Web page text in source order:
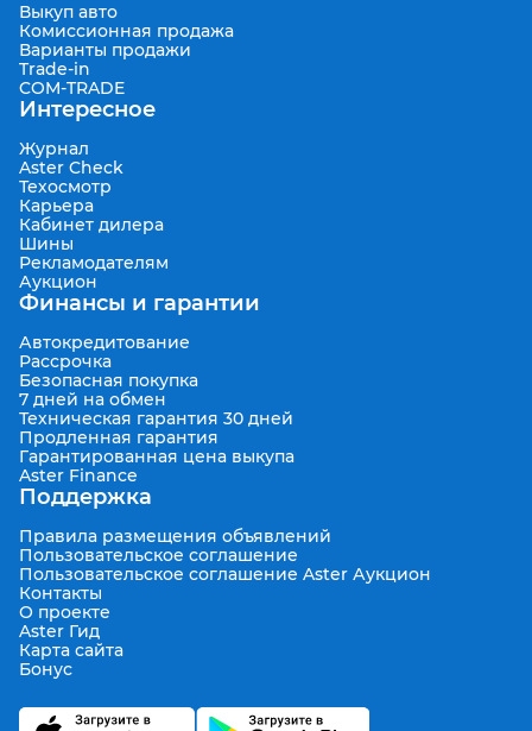
Выкуп авто
Комиссионная продажа
Варианты продажи
Trade-in
COM-TRADE
Интересное
Журнал
Aster Check
Техосмотр
Карьера
Кабинет дилера
Шины
Рекламодателям
Аукцион
Финансы и гарантии
Автокредитование
Рассрочка
Безопасная покупка
7 дней на обмен
Техническая гарантия 30 дней
Продленная гарантия
Гарантированная цена выкупа
Aster Finance
Поддержка
Правила размещения объявлений
Пользовательское соглашение
Пользовательское соглашение Aster Аукцион
Контакты
О проекте
Aster Гид
Карта сайта
Бонус